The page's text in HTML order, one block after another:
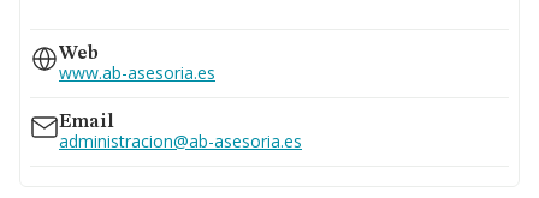
925620510
925255202
600...
Web
www.ab-asesoria.es
Email
administracion@ab-asesoria.es